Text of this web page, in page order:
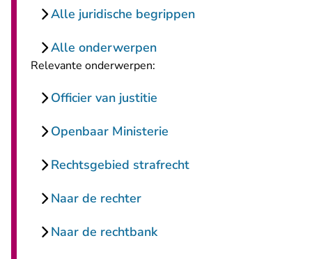
Alle juridische begrippen
Alle onderwerpen
Relevante onderwerpen:
Officier van justitie
Openbaar Ministerie
Rechtsgebied strafrecht
Naar de rechter
Naar de rechtbank